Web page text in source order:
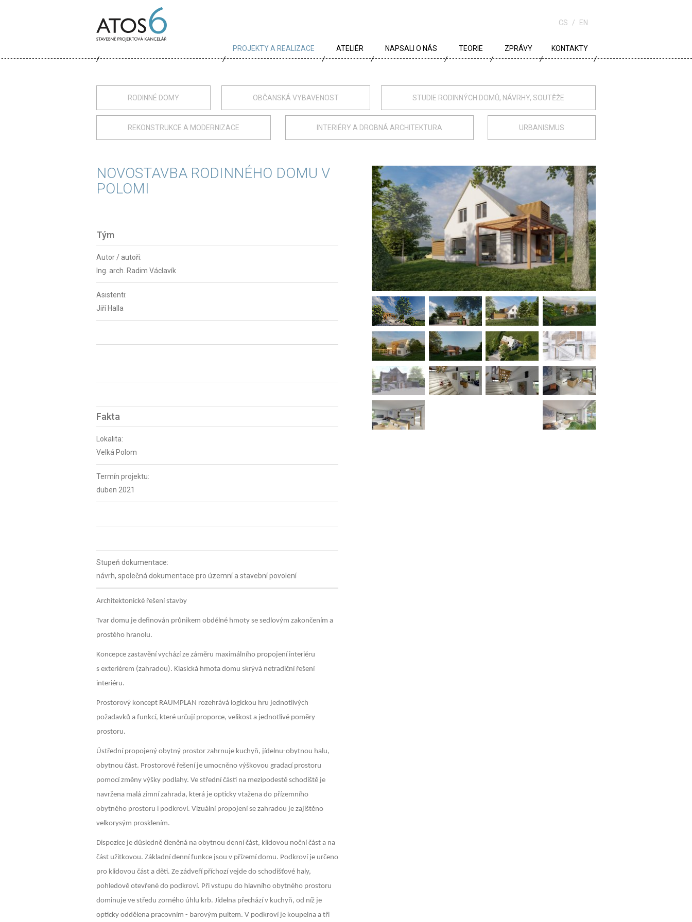
6
CS EN
PROJEKTY A REALIZACE ATELIÉR NAPSALI O NÁS TEORIE ZPRÁVY KONTAKTY
RODINNÉ DOMY OBČANSKÁ VYBAVENOST STUDIE RODINNÝCH DOMŮ, NÁVRHY, SOUTĚŽE
REKONSTRUKCE A MODERNIZACE INTERIÉRY A DROBNÁ ARCHITEKTURA URBANISMUS
NOVOSTAVBA RODINNÉHO DOMU V
POLOMI
Tým
Autor / autoři:
Ing. arch. Radim Václavík
Asistenti:
Jiří Halla
Fakta
Lokalita:
Velká Polom
Termín projektu:
duben 2021
Stupeň dokumentace:
návrh, společná dokumentace pro územní a stavební povolení
Architektonické řešení stavby
Tvar domu je definován průnikem obdélné hmoty se sedlovým zakončením a
prostého hranolu.
Koncepce zastavění vychází ze záměru maximálního propojení interiéru
s exteriérem (zahradou). Klasická hmota domu skrývá netradiční řešení
interiéru.
Prostorový koncept RAUMPLAN rozehrává logickou hru jednotlivých
požadavků a funkcí, které určují proporce, velikost a jednotlivé poměry
prostoru.
Ústřední propojený obytný prostor zahrnuje kuchyň, jídelnu-obytnou halu,
obytnou část. Prostorové řešení je umocněno výškovou gradací prostoru
pomocí změny výšky podlahy. Ve střední části na mezipodestě schodiště je
navržena malá zimní zahrada, která je opticky vtažena do přízemního
obytného prostoru i podkroví. Vizuální propojení se zahradou je zajištěno
velkorysým prosklením.
Dispozice je důsledně členěná na obytnou denní část, klidovou noční část a na
část užitkovou. Základní denní funkce jsou v přízemí domu. Podkroví je určeno
pro klidovou část a děti. Ze zádveří příchozí vejde do schodišťové haly,
pohledově otevřené do podkroví. Při vstupu do hlavního obytného prostoru
dominuje ve středu zorného úhlu krb. Jídelna přechází v kuchyň, od níž je
opticky oddělena pracovním - barovým pultem. V podkroví je koupelna a tři